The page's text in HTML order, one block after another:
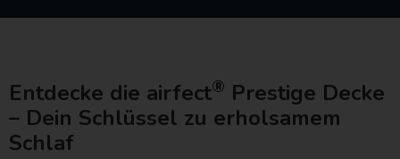
Entdecke die airfect® Prestige Decke
– Dein Schlüssel zu erholsamem
Schlaf